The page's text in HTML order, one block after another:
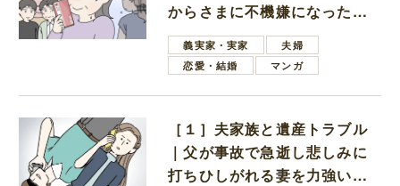
からさまに不機嫌になった義
母義実家・実家
夫婦
恋愛・結婚
マンガ
［１］夫家族と遺産トラブル
｜父が事故で急逝し悲しみに
打ちひしがれる妻を力強い言